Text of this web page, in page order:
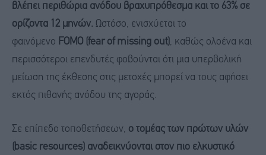
βλέπει περιθώρια ανόδου βραχυπρόθεσμα και το 63% σε
ορίζοντα 12 μηνών. Ωστόσο, ενισχύεται το
φαινόμενο FOMO (fear of missing out) , καθώς ολοένα και
περισσότεροι επενδυτές φοβούνται ότι μια υπερβολική
μείωση της έκθεσης στις μετοχές μπορεί να τους αφήσει
εκτός πιθανής ανόδου της αγοράς.
Σε επίπεδο τοποθετήσεων, ο τομέας των πρώτων υλών
(basic resources) αναδεικνύονται στον πιο ελκυστικό